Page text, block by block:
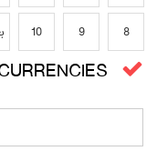
8
9
10